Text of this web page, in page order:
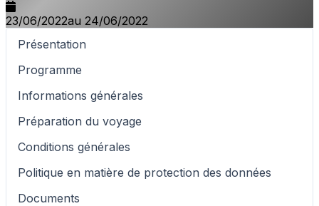
23/06/2022au 24/06/2022
Présentation
Programme
Informations générales
Préparation du voyage
Conditions générales
Politique en matière de protection des données
Documents